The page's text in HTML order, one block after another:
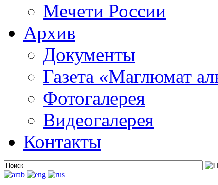
Мечети России
Архив
Документы
Газета «Маглюмат
Фотогалерея
Видеогалерея
Контакты